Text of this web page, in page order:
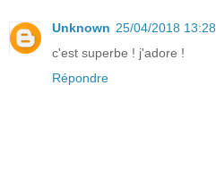
Unknown 25/04/2018 13:28
c'est superbe ! j'adore !
Répondre